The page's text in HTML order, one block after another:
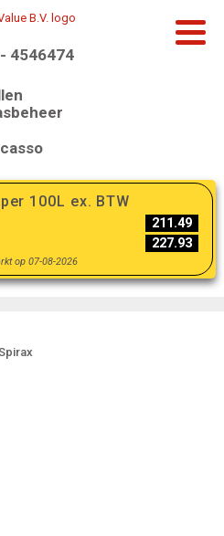
4546474
100L ex. BTW
211.49
227.93
op 07-08-2026